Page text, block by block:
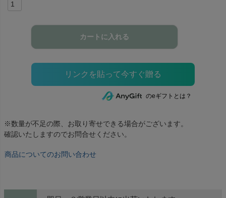
カートに入れる
のeギフトとは？
※数量が不足の際、お取り寄せできる場合がございます。
確認いたしますのでお問合せください。
商品についてのお問い合わせ